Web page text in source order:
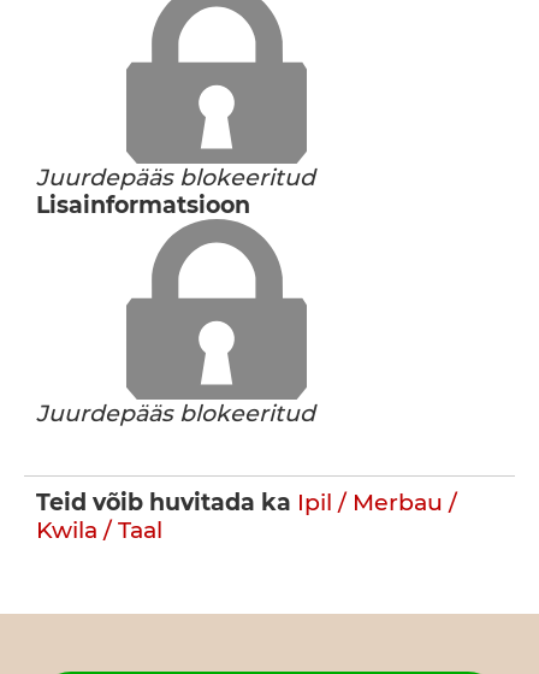
Juurdepääs blokeeritud
Lisainformatsioon
Juurdepääs blokeeritud
Teid võib huvitada ka Ipil / Merbau /
Kwila / Taal